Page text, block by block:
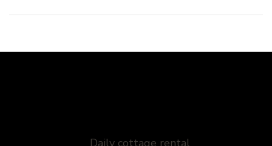
Daily cottage rental